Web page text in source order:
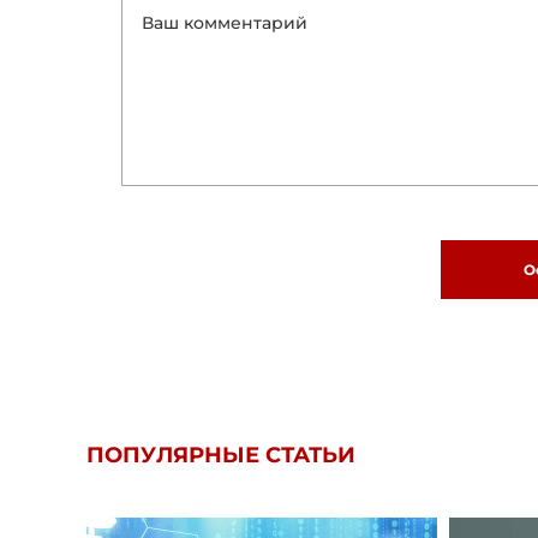
ПОПУЛЯРНЫЕ СТАТЬИ